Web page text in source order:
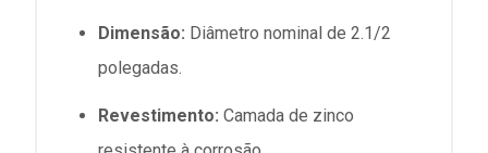
Dimensão: Diâmetro nominal de 2.1/2
polegadas.
Revestimento: Camada de zinco